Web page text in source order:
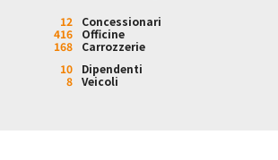
12
Concessionari
416
Officine
168
Carrozzerie
10
Dipendenti
8 Veicoli